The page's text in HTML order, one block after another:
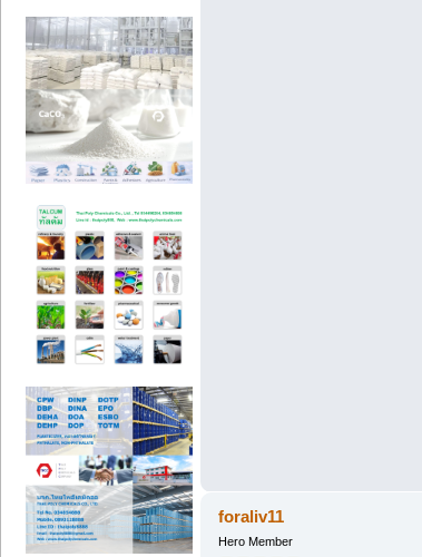
foraliv11
Hero Member